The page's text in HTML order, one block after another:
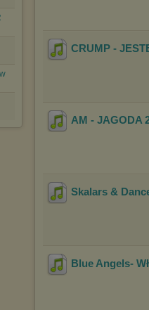
CRUMP -
AM - JAGODA
Skalars &
Blue Angels-